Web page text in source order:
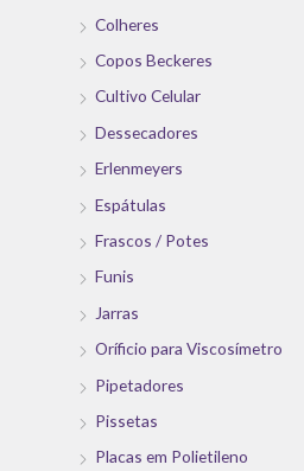
Colheres
Copos Beckeres
Cultivo Celular
Dessecadores
Erlenmeyers
Espátulas
Frascos / Potes
Funis
Jarras
Oríficio para Viscosímetro
Pipetadores
Pissetas
Placas em Polietileno